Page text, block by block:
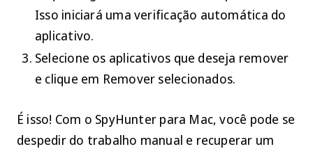
Isso iniciará uma verificação automática do
aplicativo.
Selecione os aplicativos que deseja remover
e clique em Remover selecionados.
É isso! Com o SpyHunter para Mac, você pode se
despedir do trabalho manual e recuperar um